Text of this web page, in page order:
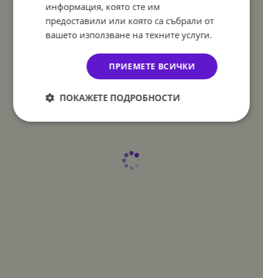
информация, която сте им
предоставили или която са събрали от
вашето използване на техните услуги.
ПРИЕМЕТЕ ВСИЧКИ
ПОКАЖЕТЕ ПОДРОБНОСТИ